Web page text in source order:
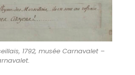
1792, musée Carnavalet –